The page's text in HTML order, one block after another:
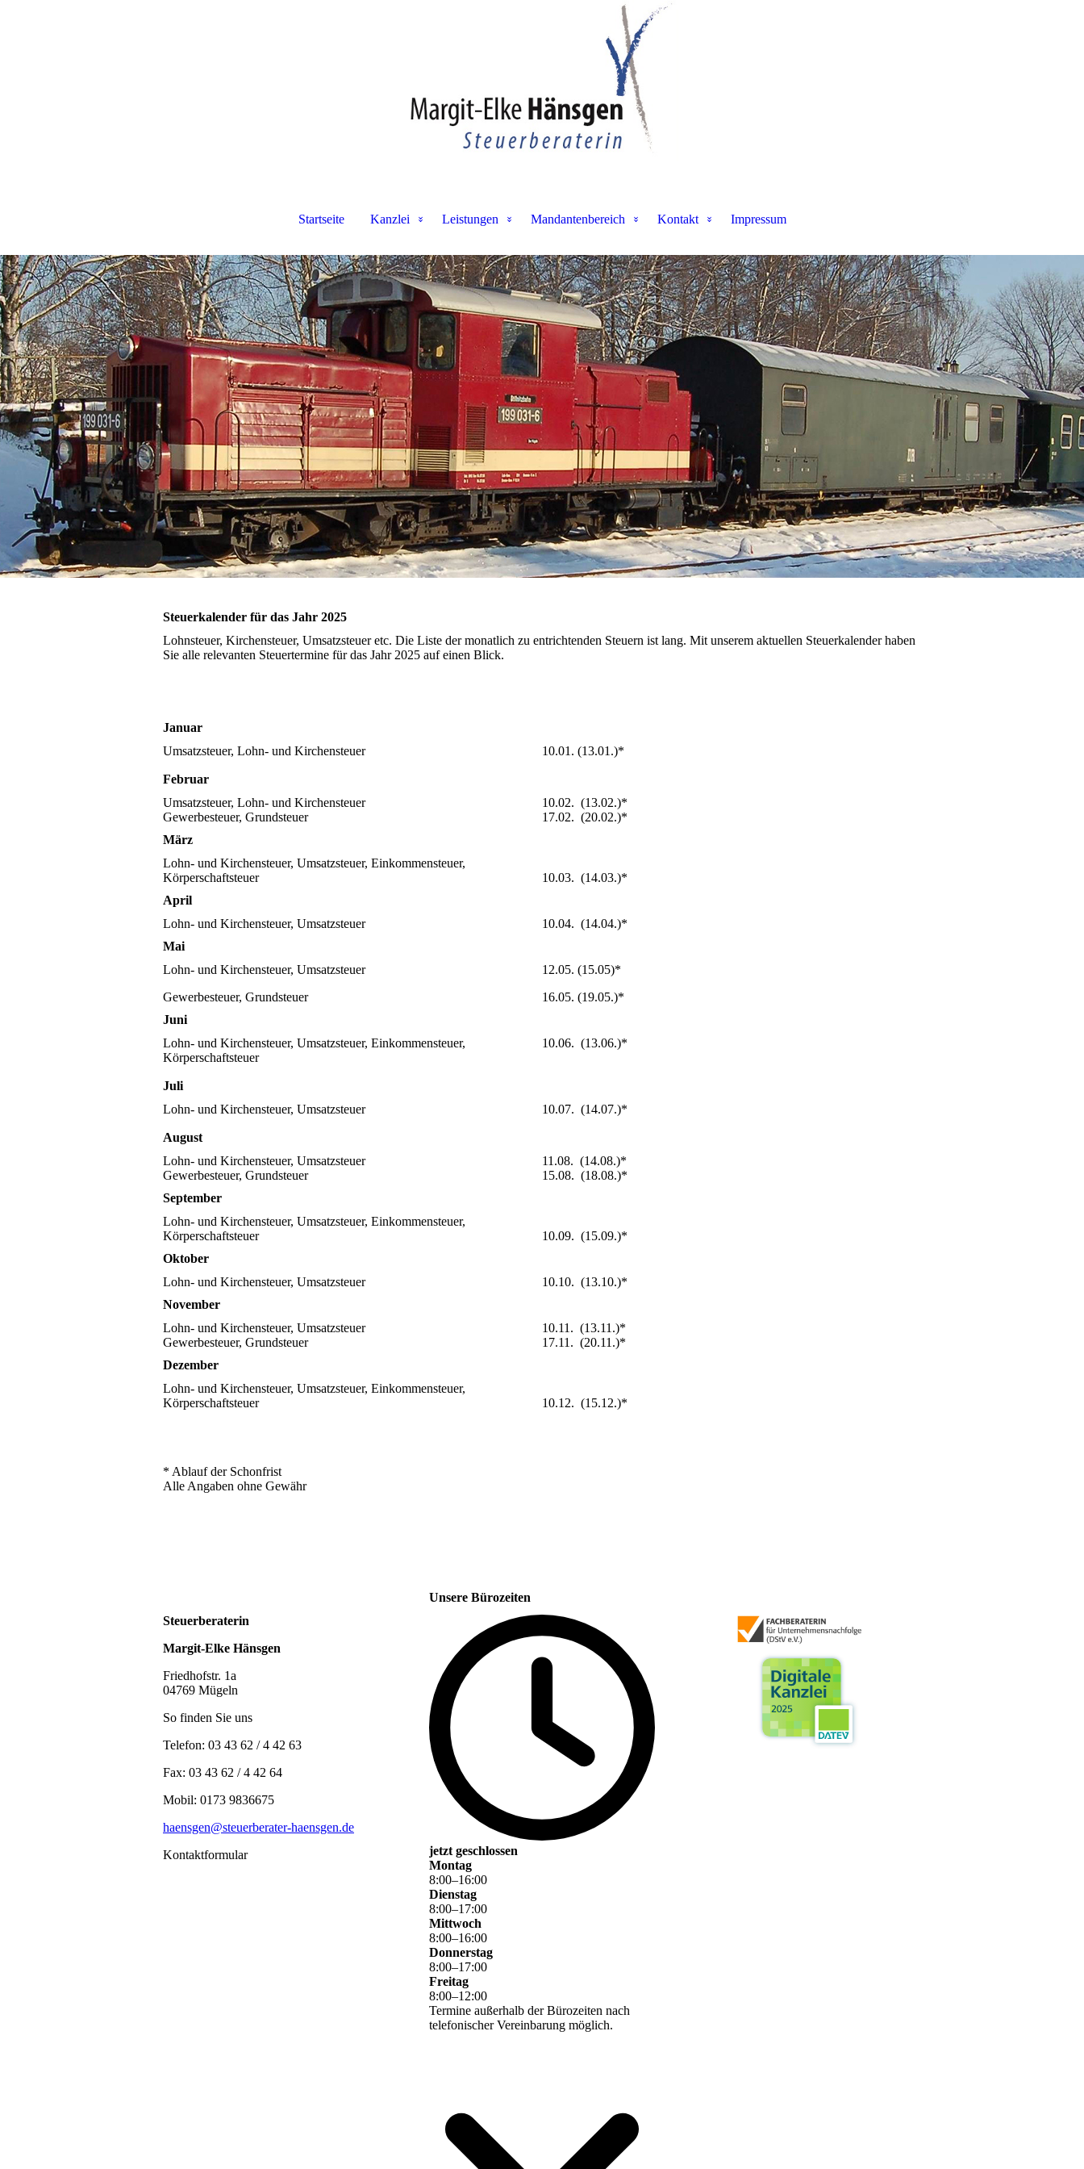
Startseite Kanzlei Leistungen Mandantenbereich Kontakt Impressum
Steuerkalender für das Jahr 2025
Lohnsteuer, Kirchensteuer, Umsatzsteuer etc. Die Liste der monatlich zu entrichtenden Steuern ist lang. Mit unserem aktuellen Steuerkalender haben
Sie alle relevanten Steuertermine für das Jahr 2025 auf einen Blick.
Januar
Umsatzsteuer, Lohn- und Kirchensteuer
10.01. (13.01.)*
Februar
Umsatzsteuer, Lohn- und Kirchensteuer
Gewerbesteuer, Grundsteuer
10.02. (13.02.)*
17.02. (20.02.)*
März
Lohn- und Kirchensteuer, Umsatzsteuer, Einkommensteuer,
Körperschaftsteuer
10.03. (14.03.)*
April
Lohn- und Kirchensteuer, Umsatzsteuer
10.04. (14.04.)*
Mai
Lohn- und Kirchensteuer, Umsatzsteuer
Gewerbesteuer, Grundsteuer
12.05. (15.05)*
16.05. (19.05.)*
Juni
Lohn- und Kirchensteuer, Umsatzsteuer, Einkommensteuer,
Körperschaftsteuer
10.06. (13.06.)*
Juli
Lohn- und Kirchensteuer, Umsatzsteuer
10.07. (14.07.)*
August
Lohn- und Kirchensteuer, Umsatzsteuer
Gewerbesteuer, Grundsteuer
11.08. (14.08.)*
15.08. (18.08.)*
September
Lohn- und Kirchensteuer, Umsatzsteuer, Einkommensteuer,
Körperschaftsteuer
10.09. (15.09.)*
Oktober
Lohn- und Kirchensteuer, Umsatzsteuer
10.10. (13.10.)*
November
Lohn- und Kirchensteuer, Umsatzsteuer
Gewerbesteuer, Grundsteuer
10.11. (13.11.)*
17.11. (20.11.)*
Dezember
Lohn- und Kirchensteuer, Umsatzsteuer, Einkommensteuer,
Körperschaftsteuer
10.12. (15.12.)*
* Ablauf der Schonfrist
Alle Angaben ohne Gewähr
Steuerberaterin
Margit-Elke Hänsgen
Friedhofstr. 1a
04769 Mügeln
So finden Sie uns
Telefon: 03 43 62 / 4 42 63
Fax: 03 43 62 / 4 42 64
Mobil: 0173 9836675
haensgen@steuerberater-haensgen.de
Kontaktformular
Unsere Bürozeiten
jetzt geschlossen
Montag
8:00–16:00
Dienstag
8:00–17:00
Mittwoch
8:00–16:00
Donnerstag
8:00–17:00
Freitag
8:00–12:00
Termine außerhalb der Bürozeiten nach
telefonischer Vereinbarung möglich.